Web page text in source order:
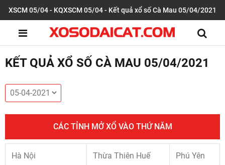
XSCM 05/04 - KQXSCM 05/04 - Kết quả xổ số Cà Mau 05/04/2021
KẾT QUẢ XỔ SỐ CÀ MAU 05/04/2021
CÁC TỈNH MỞ XỔ VÀO THỨ NĂM
Hà Nội Thừa Thiên Huế Phú Yên